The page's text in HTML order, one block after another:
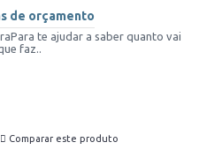
de orçamento
te ajudar a saber quanto vai
faz..
Comparar este produto